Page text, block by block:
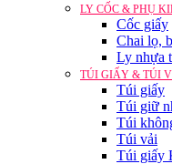
LY CỐC & PHỤ
Cốc giấy
Chai lọ,
Ly nhựa
TÚI GIẤY & TÚI
Túi giấy
Túi giữ
Túi
Túi vải
Túi giấy